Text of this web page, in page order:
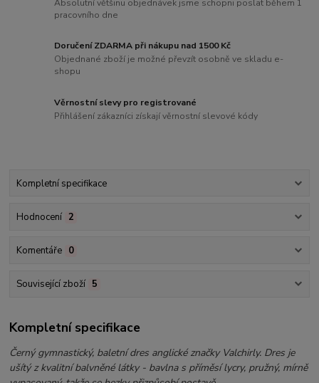
Absolutní většinu objednávek jsme schopni poslat během 1
pracovního dne
Doručení ZDARMA při nákupu nad 1500 Kč
Objednané zboží je možné převzít osobně ve skladu e-
shopu
Věrnostní slevy pro registrované
Přihlášení zákazníci získají věrnostní slevové kódy
Kompletní specifikace
Hodnocení 2
Komentáře 0
Související zboží 5
Kompletní specifikace
Černý gymnastický, baletní dres anglické značky Valchirly. Dres je
ušítý z kvalitní balvněné látky - bavlna s příměsí lycry, pružný, mírně